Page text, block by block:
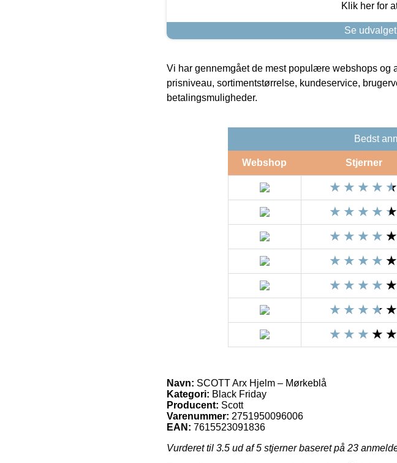
Klik her for
Se
Vi har gennemgået de mest populære webshops og
prisniveau, sortimentstørrelse, kundeservice,
betalingsmuligheder.
Bedst
Webshop Stjerner
Navn: SCOTT Arx Hjelm – Mørkeblå
Kategori: Black Friday
Producent: Scott
Varenummer: 2751950096006
EAN: 7615523091836
Vurderet til 3.5 ud af 5 stjerner baseret på 23